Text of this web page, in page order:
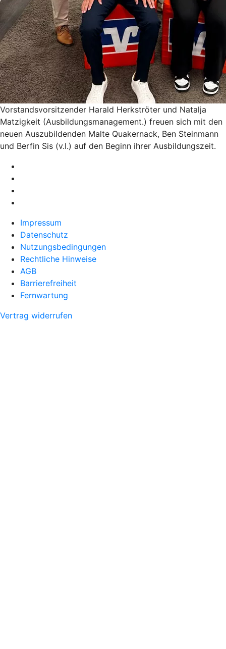
Vorstandsvorsitzender Harald Herkströter und Natalja
Matzigkeit (Ausbildungsmanagement.) freuen sich mit den
neuen Auszubildenden Malte Quakernack, Ben Steinmann
und Berfin Sis (v.l.) auf den Beginn ihrer Ausbildungszeit.
Impressum
Datenschutz
Nutzungsbedingungen
Rechtliche Hinweise
AGB
Barrierefreiheit
Fernwartung
Vertrag widerrufen